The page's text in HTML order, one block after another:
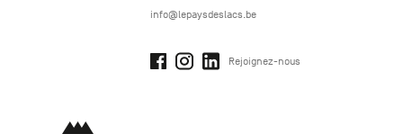
info@lepaysdeslacs.be
Rejoignez-nous